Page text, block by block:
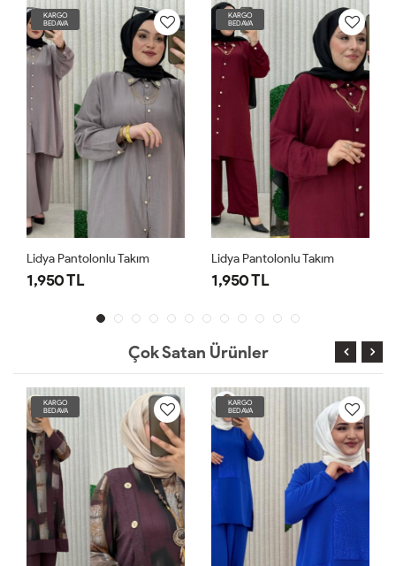
KARGO
BEDAVA
Lidya Pantolonlu Takım
1,950 TL
KARGO
BEDAVA
Lidya Pantolonlu Takım
1,950 TL
Çok Satan Ürünler
KARGO
BEDAVA
KARGO
BEDAVA